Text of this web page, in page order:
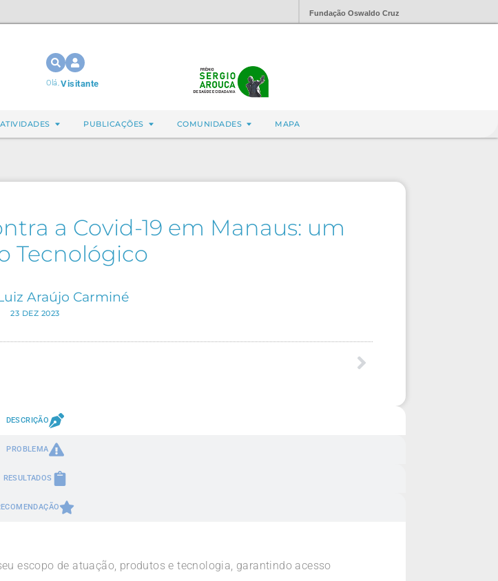
Fundação Oswaldo Cruz
Olá,Visitante
ATIVIDADES PUBLICAÇÕES COMUNIDADES MAPA
a Covid-19 em Manaus: um
Tecnológico
Araújo Carminé
23 DEZ 2023
DESCRIÇÃO
PROBLEMA
RESULTADOS
escopo de atuação, produtos e tecnologia, garantindo acesso